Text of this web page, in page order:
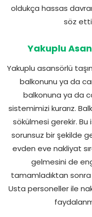
oldukça hassas
söz
Yakuplu
Yakuplu asansörlü
balkonunu ya da
balkonuna ya da
sistemimizi kurarız.
sökülmesi gerekir.
sorunsuz bir şekilde
evden eve nakliyat
gelmesini de
tamamladıktan sonra
Usta personeller ile